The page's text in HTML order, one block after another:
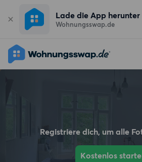
Lade die App herunter
Wohnungsswap.de
Registriere dich, um alle
Kostenlos